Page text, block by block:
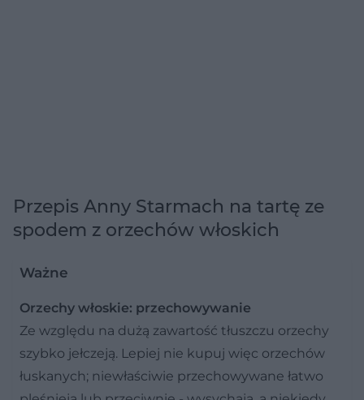
Przepis Anny Starmach na tartę ze
spodem z orzechów włoskich
Ważne
Orzechy włoskie: przechowywanie
Ze względu na dużą zawartość tłuszczu orzechy
szybko jełczeją. Lepiej nie kupuj więc orzechów
łuskanych; niewłaściwie przechowywane łatwo